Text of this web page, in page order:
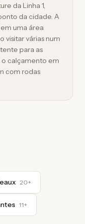
da Linha 1,
da cidade. A
uma área
visitar várias num
para as
o calçamento em
com rodas
20+
11+